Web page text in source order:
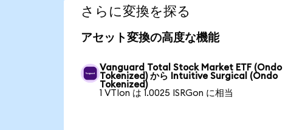
さらに変換を探る
アセット変換の高度な機能
Vanguard Total Stock Market ETF (Ondo
Tokenized) から Intuitive Surgical (Ondo
Tokenized)
1 VTIon は 1.0025 ISRGon に相当